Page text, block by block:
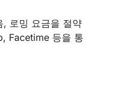
, 로밍 요금을 절약
Facetime 등을 통